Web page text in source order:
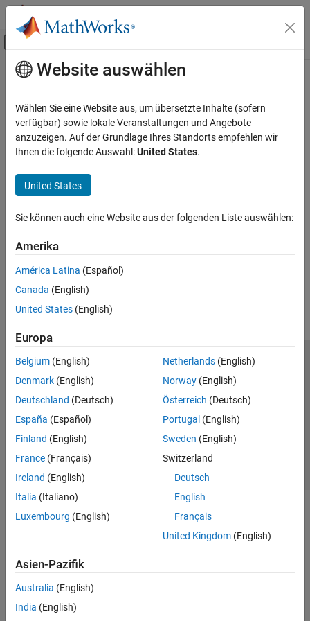
Weiter zum Inhalt
Umschaltung für Off-Canvas-
Startseite der Dokumentation
Hauptinhalt
How useful was this information?
Website auswählen
Wählen Sie eine Website aus, um übersetzte Inhalte (sofern
verfügbar) sowie lokale Veranstaltungen und Angebote
anzuzeigen. Auf der Grundlage Ihres Standorts empfehlen wir
Ihnen die folgende Auswahl:United States.
United States
Sie können auch eine Website aus der folgenden Liste auswählen:
Amerika
América Latina (Español)
Canada (English)
United States (English)
Europa
Belgium (English)
Denmark (English)
Deutschland (Deutsch)
España (Español)
Finland (English)
France (Français)
Ireland (English)
Italia (Italiano)
Luxembourg (English)
Netherlands(English)
Norway(English)
Österreich (Deutsch)
Portugal (English)
Sweden (English)
Switzerland
Deutsch
English
Français
United Kingdom(English)
Asien-Pazifik
Australia (English)
India (English)
Trust Center
Datenschutz-Richtlinien
Datendiebstahl verhindern
Status von Anwendungen
© 1994-2026 The MathWorks, Inc.
Website auswählen
Deutschland